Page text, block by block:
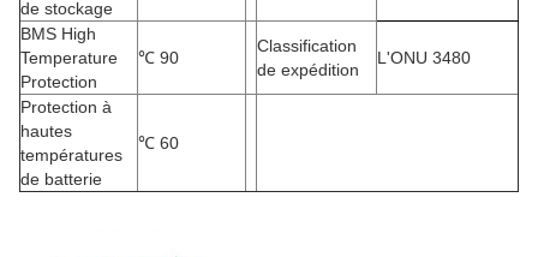
de stockage
BMS High
Temperature
Protection
℃ 90
Classification
de expédition
L'ONU 3480
Protection à
hautes
températures
de batterie
℃ 60